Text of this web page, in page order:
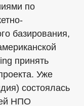
по
базирования,
принять
Уже
состоялась
НПО